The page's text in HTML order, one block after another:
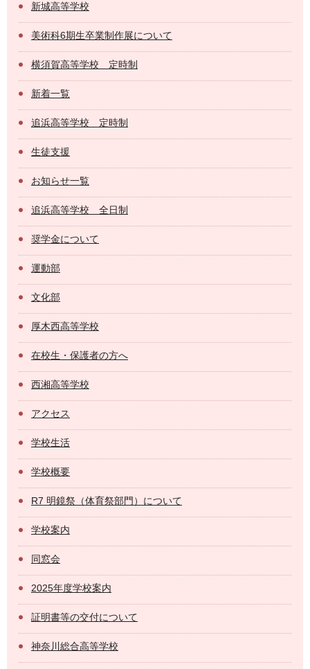
新城高等学校
美術科6期生卒業制作展について
横須賀高等学校 定時制
新着一覧
追浜高等学校 定時制
生徒支援
お知らせ一覧
追浜高等学校 全日制
奨学金について
運動部
文化部
厚木西高等学校
在校生・保護者の方へ
西湘高等学校
アクセス
学校生活
学校概要
R7 明鏡祭（体育祭部門）について
学校案内
同窓会
2025年度学校案内
証明書等の交付について
神奈川総合高等学校